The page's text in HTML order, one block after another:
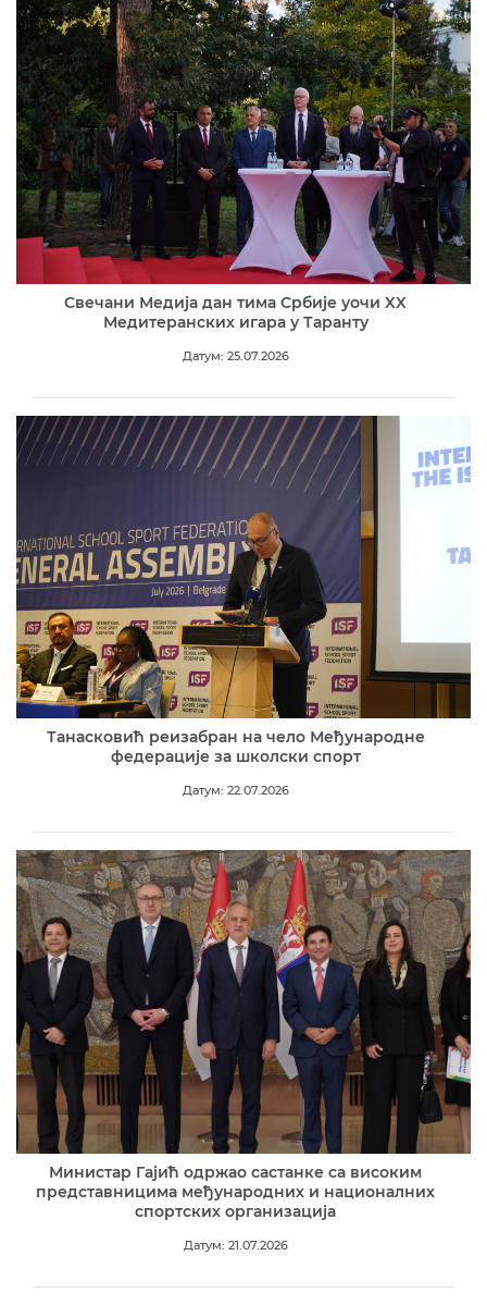
Свечани Медија дан тима Србије уочи XX
Медитеранских игара у Таранту
Датум: 25.07.2026
Танасковић реизабран на чело Међународне
федерације за школски спорт
Датум: 22.07.2026
Министар Гајић одржао састанке са високим
представницима међународних и националних
спортских организација
Датум: 21.07.2026